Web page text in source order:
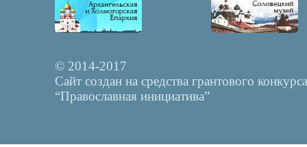
© 2014-2017
Сайт создан на средства грантового конкурса
“Православная инициатива”